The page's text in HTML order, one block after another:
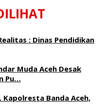
: ‎Dinas Pendidikan
Muda Aceh Desak
Pu…
Kapolresta Banda Aceh,